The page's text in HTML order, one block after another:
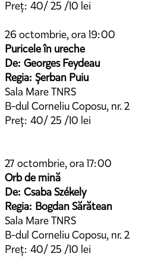
Preț: 40/ 25 /10 lei
26 octombrie, ora 19:00
Puricele în ureche
De: Georges Feydeau
Regia: Șerban Puiu
Sala Mare TNRS
B-dul Corneliu Coposu, nr. 2
Preț: 40/ 25 /10 lei
27 octombrie, ora 17:00
Orb de mină
De: Csaba Székely
Regia: Bogdan Sărătean
Sala Mare TNRS
B-dul Corneliu Coposu, nr. 2
Preț: 40/ 25 /10 lei